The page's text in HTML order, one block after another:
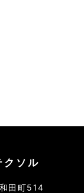
クソル
田町514